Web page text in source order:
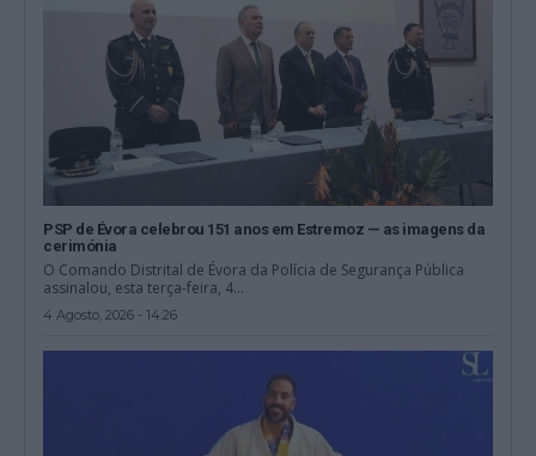
PSP de Évora celebrou 151 anos em Estremoz — as imagens da
cerimónia
O Comando Distrital de Évora da Polícia de Segurança Pública
assinalou, esta terça-feira, 4...
4 Agosto, 2026 - 14:26